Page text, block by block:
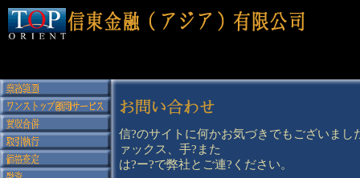
信?のサイトに何かお気づきでもございまし
ァックス、手?また
は?ー?で弊社とご連?ください。